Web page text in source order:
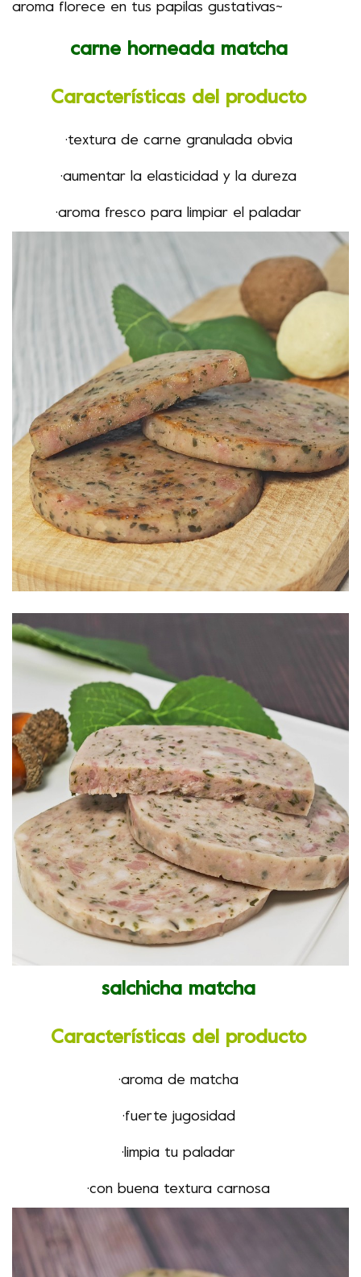
aroma florece en tus papilas gustativas~
carne horneada matcha
Características del producto
·textura de carne granulada obvia
·aumentar la elasticidad y la dureza
·aroma fresco para limpiar el paladar
salchicha matcha
Características del producto
·aroma de matcha
·fuerte jugosidad
· limpia tu paladar
·con buena textura carnosa